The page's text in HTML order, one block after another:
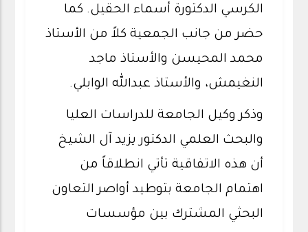
الكرسي الدكتورة أسماء الحقيل. كما
حضر من جانب الجمعية كلاً من الأستاذ
محمد المحيسن والأستاذ ماجد
النغيمش، والأستاذ عبدالله الوابلي.
وذكر وكيل الجامعة للدراسات العليا
والبحث العلمي الدكتور يزيد آل الشيخ
أن هذه الاتفاقية تأتي انطلاقاً من
اهتمام الجامعة بتوطيد أواصر التعاون
البحثي المشترك بين مؤسسات